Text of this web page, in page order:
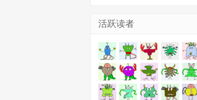
活跃读者